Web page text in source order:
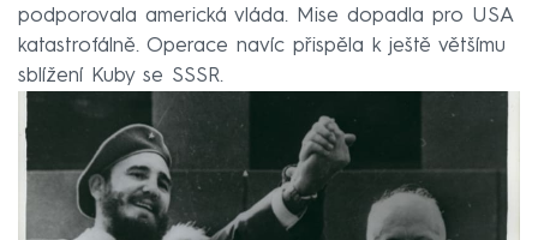
podporovala americká vláda. Mise dopadla pro USA
katastrofálně. Operace navíc přispěla k ještě většímu
sblížení Kuby se SSSR.